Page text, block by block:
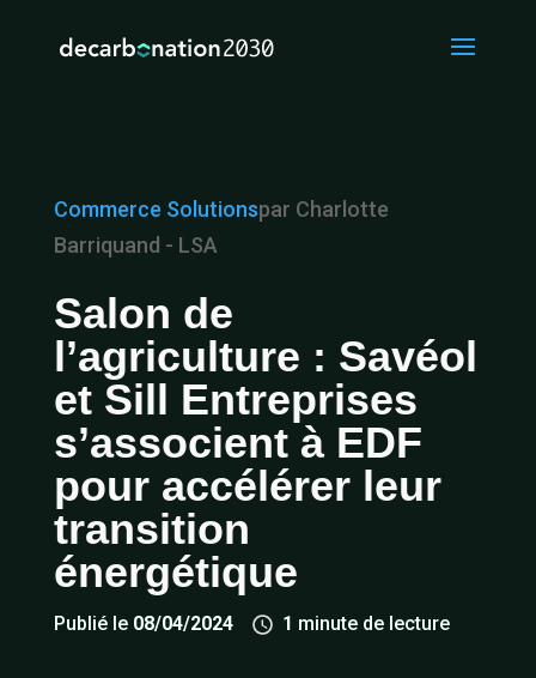
Commerce Solutionspar Charlotte
Barriquand - LSA
Salon de
l’agriculture : Savéol
et Sill Entreprises
s’associent à EDF
pour accélérer leur
transition
énergétique
Publié le 08/04/2024 1 minute de lecture